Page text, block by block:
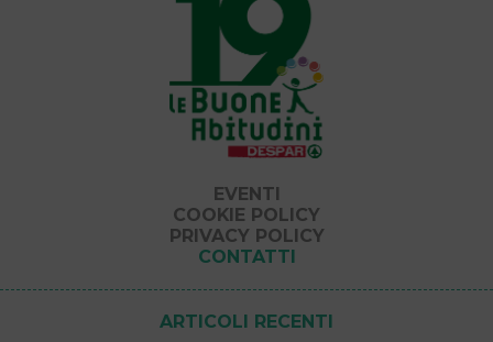
EVENTI
COOKIE POLICY
PRIVACY POLICY
CONTATTI
ARTICOLI RECENTI